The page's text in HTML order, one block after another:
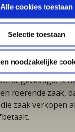
Alle cookies toestaan
Selectie toestaan
noodzakelijke
is dat waarop het
gevestigd. Is
roerende zaak,
zaak verkopen